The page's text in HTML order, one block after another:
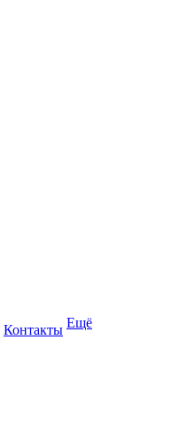
Контакты Ещё